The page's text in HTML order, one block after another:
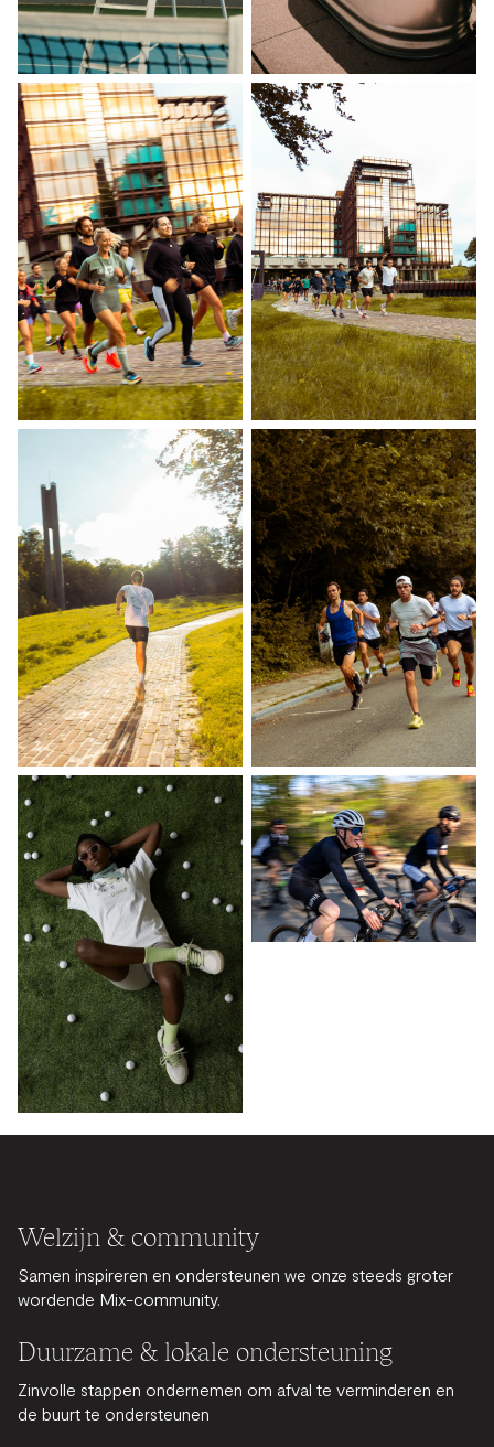
Welzijn & community
Samen inspireren en ondersteunen we onze steeds groter
wordende Mix-community.
Duurzame & lokale ondersteuning
Zinvolle stappen ondernemen om afval te verminderen en
de buurt te ondersteunen